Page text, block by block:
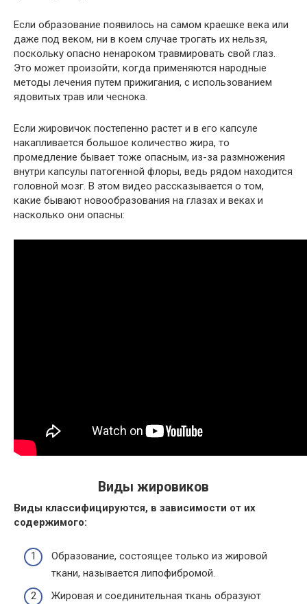
Если образование появилось на самом краешке века или
даже под веком, ни в коем случае трогать их нельзя,
поскольку опасно ненароком травмировать свой глаз.
Это может произойти, когда применяются народные
методы лечения путем прижигания, с использованием
ядовитых трав или чеснока.
Если жировичок постепенно растет и в его капсуле
накапливается большое количество жира, то
промедление бывает тоже опасным, из-за размножения
внутри капсулы патогенной флоры, ведь рядом находится
головной мозг. В этом видео рассказывается о том,
какие бывают новообразования на глазах и веках и
насколько они опасны:
Виды жировиков
Виды классифицируются, в зависимости от их
содержимого:
Образование, состоящее только из жировой
ткани, называется липофибромой.
Жировая и соединительная ткань образуют